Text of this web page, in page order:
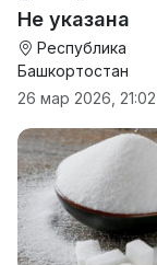
Берта Вилора
Росс Машук
Не указана
Республика
Башкортостан
26 мар 2026, 21:02